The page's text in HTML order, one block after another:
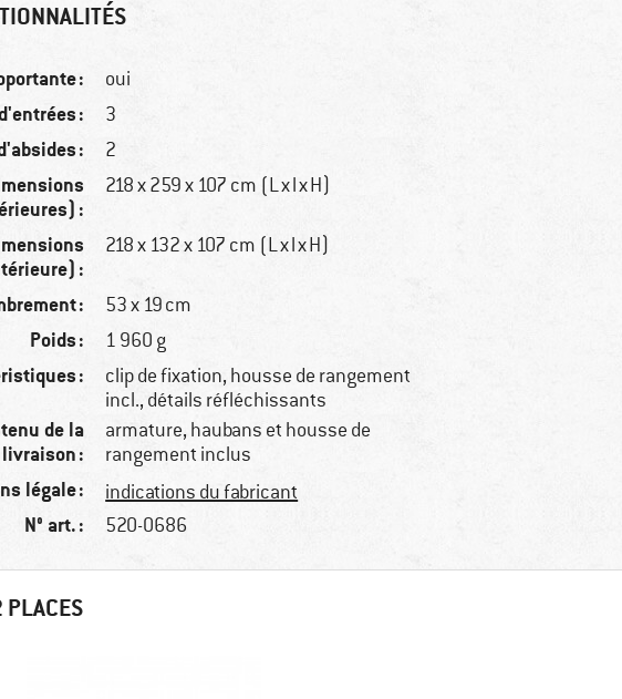
: oui
: 3
: 2
:
218 x 259 x 107 cm (L x l x H)
:
218 x 132 x 107 cm (L x l x H)
: 53 x 19 cm
Poids : 1 960 g
:
clip de fixation, housse de rangement
incl., détails réfléchissants
de la
livraison :
armature, haubans et housse de
rangement inclus
légale : indications du fabricant
N° art. : 520-0686
PLACES